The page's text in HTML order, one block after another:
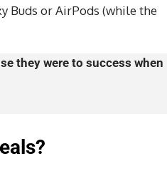
Buds or AirPods (while the
they were to success when